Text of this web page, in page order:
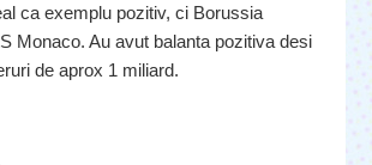
ca exemplu pozitiv, ci Borussia
Monaco. Au avut balanta pozitiva desi
de aprox 1 miliard.